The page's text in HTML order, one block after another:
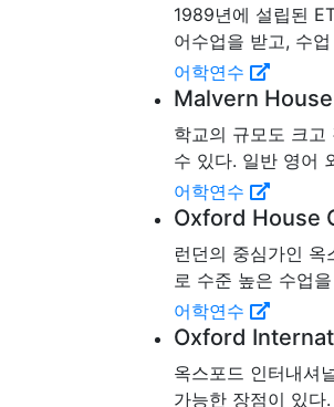
1989년에 설립된
어수업을 받고, 수
어학연수
Malvern
학교의 규모도 크고
수 있다. 일반 영어
어학연수
Oxford House
런던의 중심가인
로 수준 높은 수업
어학연수
Oxford
옥스포드 인터내셔
가능한 장점이 있다